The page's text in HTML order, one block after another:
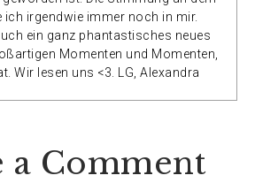
irgendwie immer noch in mir.
ein ganz phantastisches neues
Momenten und Momenten,
Wir lesen uns <3. LG, Alexandra
a Comment